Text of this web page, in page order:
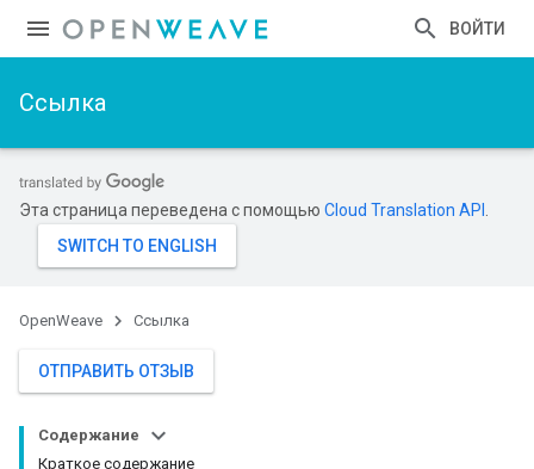
ВОЙТИ
Ссылка
Эта страница переведена с помощью Cloud Translation API
OpenWeave Ссылка
ОТПРАВИТЬ ОТЗЫВ
Содержание
Краткое содержание